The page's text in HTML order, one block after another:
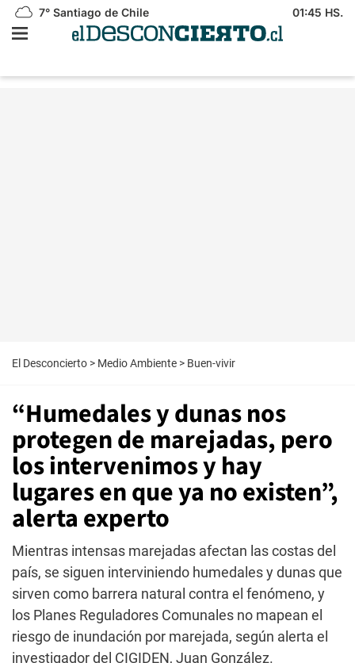
7° Santiago de Chile 01:45 HS.
El Desconcierto > Medio Ambiente > Buen-vivir
“Humedales y dunas nos
protegen de marejadas, pero
los intervenimos y hay
lugares en que ya no existen”,
alerta experto
Mientras intensas marejadas afectan las costas del
país, se siguen interviniendo humedales y dunas que
sirven como barrera natural contra el fenómeno, y
los Planes Reguladores Comunales no mapean el
riesgo de inundación por marejada, según alerta el
investigador del CIGIDEN, Juan González.